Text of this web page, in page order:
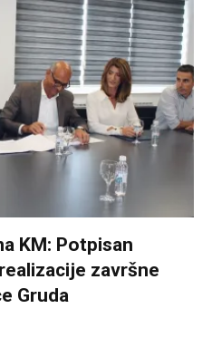
KM: Potpisan
završne
Gruda